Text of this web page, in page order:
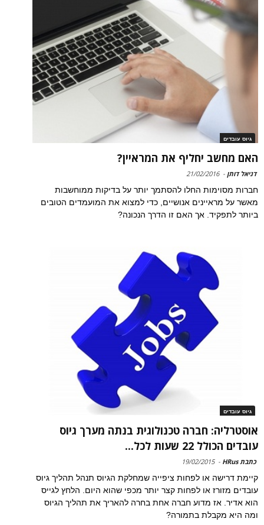
גיוס עובדים
האם מחשב יחליף את המראיין?
דניאל דותן -
21/02/2016
חברות מסוימות החלו להסתמך יותר על בדיקות ממוחשבות
מאשר על מראיינים אנושיים, כדי למצוא את המועמדים הטובים
ביותר לתפקיד. אך האם זו הדרך הנכונה?
גיוס עובדים
אוסטרליה: חברה טכנולוגית בנתה מערך גיוס
עובדים הכולל 22 שעות לכל...
כתבת HRus -
19/02/2015
קיימת דרישה או לפחות ציפייה שמחלקת הגיוס תנהל תהליך גיוס
עובדים מזורז או לפחות קצר יותר מכפי שהוא היום. הלחץ לגייס
הוא אדיר. אז מדוע חברה אחת בחרה להאריך את תהליך הגיוס
ומה היא מקבלת בתמורה?